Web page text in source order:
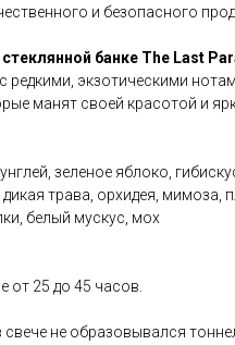
и безопасного
банке The Last
экзотическими
манят своей красотой и
зеленое яблоко,
трава, орхидея, мимоза,
белый мускус, мох
от 25 до 45 часов.
не образовывался